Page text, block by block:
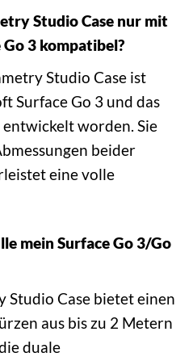
Studio Case nur mit
3 kompatibel?
Studio Case ist
Surface Go 3 und das
worden. Sie
beider
eine volle
mein Surface Go 3/Go
Studio Case bietet einen
aus bis zu 2 Metern
duale